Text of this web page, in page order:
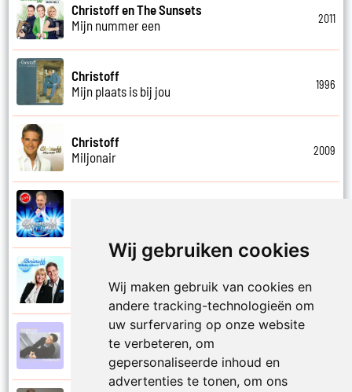
Wij gebruiken cookies
Wij maken gebruik van cookies en
andere tracking-technologieën om
uw surfervaring op onze website
te verbeteren, om
gepersonaliseerde inhoud en
advertenties te tonen, om ons
Christoff en The Sunsets
Mijn nummer een
2011
Christoff
Mijn plaats is bij jou
1996
Christoff
Miljonair
2009
Niemand laat zijn eigen kind alleen
Christoff